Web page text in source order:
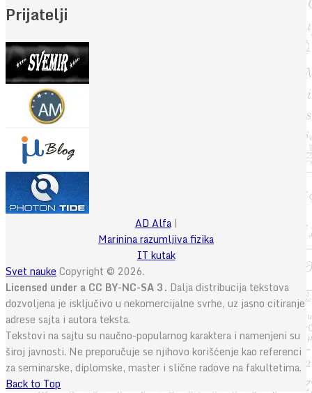
Prijatelji
AD Alfa|
Marinina razumljiva fizika
IT kutak
Svet nauke Copyright © 2026.
Licensed under a CC BY-NC-SA 3. Dalja distribucija tekstova
dozvoljena je isključivo u nekomercijalne svrhe, uz jasno citiranje
adrese sajta i autora teksta.
Tekstovi na sajtu su naučno-popularnog karaktera i namenjeni su
široj javnosti. Ne preporučuje se njihovo korišćenje kao referenci
za seminarske, diplomske, master i slične radove na fakultetima.
Back to Top